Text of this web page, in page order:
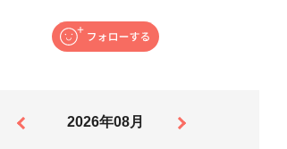
2026年08月